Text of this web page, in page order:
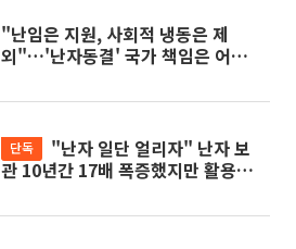
"난임은 지원, 사회적 냉동은 제
외"…'난자동결' 국가 책임은 어디
단독
관 10년간 17배 폭증했지만 활용은